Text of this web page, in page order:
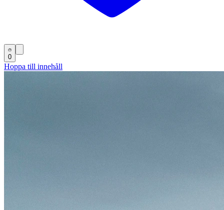
0
Hoppa till innehåll